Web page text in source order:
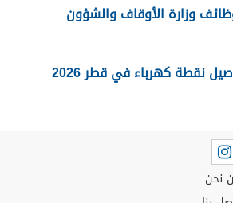
وزارة الأوقاف والشؤون
نقطة كهرباء في قطر 2026
نحن